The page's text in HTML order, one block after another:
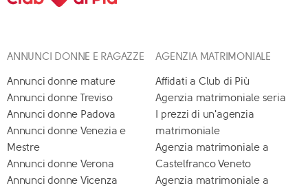
ANNUNCI DONNE E RAGAZZE
Annunci donne mature
Annunci donne Treviso
Annunci donne Padova
Annunci donne Venezia e
Mestre
Annunci donne Verona
Annunci donne Vicenza
AGENZIA MATRIMONIALE
Affidati a Club di Più
Agenzia matrimoniale seria
I prezzi di un'agenzia
matrimoniale
Agenzia matrimoniale a
Castelfranco Veneto
Agenzia matrimoniale a